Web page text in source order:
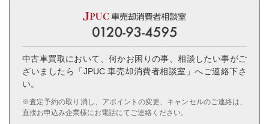
中古車買取において、何かお困りの事、相談したい事がご
ざいましたら「JPUC 車売却消費者相談室」へご連絡下さ
い。
※査定予約の取り消し、アポイントの変更、キャンセルのご連絡は、
直接お申込み企業様にお電話にてご連絡ください。